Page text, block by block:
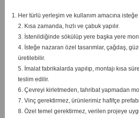
Her türlü yerleşim ve kullanım amacına
2. Kısa zamanda, hızlı ve çabuk yapılır.
3. İstenildiğinde sökülüp yere başka yere
4. İsteğe nazaran özel tasarımlar, çağdaş,
üretilebilir.
5. İmalat fabrikalarda yapılıp, montajı kısa
teslim edilir.
6. Çevreyi kirletmeden, tahribat yapmadan
7. Vinç gerektirmez, ürünlerimiz hafifçe
8. Özel temel gerektirmez, verilen projeye